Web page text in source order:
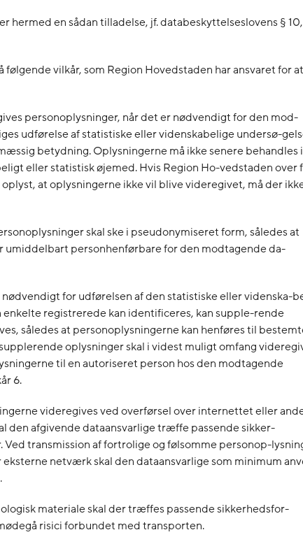
hermed en sådan tilladelse, jf. databeskyttelseslovens §
følgende vilkår, som Region Hovedstaden har ansvaret for at
personoplysninger, når det er nødvendigt for den mod-
udførelse af statistiske eller videnskabelige undersø-
betydning. Oplysningerne må ikke senere behandles i
eller statistisk øjemed. Hvis Region Ho-vedstaden over
at oplysningerne ikke vil blive videregivet, må der
skal ske i pseudonymiseret form, således at
umiddelbart personhenførbare for den modtagende da-
for udførelsen af den statistiske eller videnska-
enkelte registrerede kan identificeres, kan supple-rende
således at personoplysningerne kan henføres til
oplysninger skal i videst muligt omfang
til en autoriseret person hos den modtagende
6.
videregives ved overførsel over internettet eller
den afgivende dataansvarlige træffe passende sikker-
Ved transmission af fortrolige og følsomme personop-
netværk skal den dataansvarlige som minimum
materiale skal der træffes passende sikkerhedsfor-
risici forbundet med transporten.